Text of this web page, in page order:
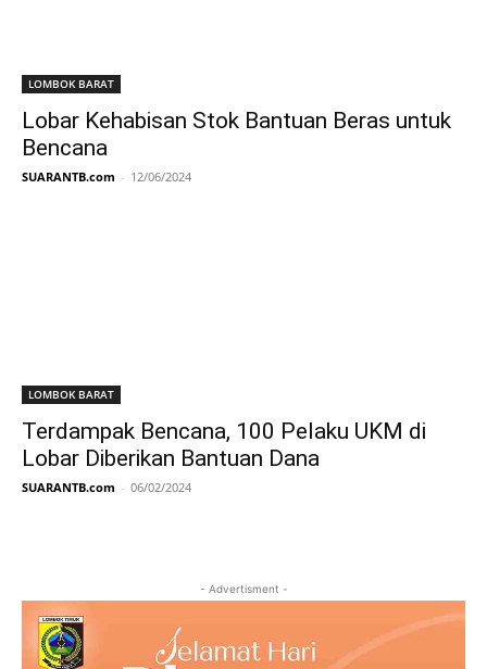
LOMBOK BARAT
Lobar Kehabisan Stok Bantuan Beras untuk
Bencana
SUARANTB.com - 12/06/2024
LOMBOK BARAT
Terdampak Bencana, 100 Pelaku UKM di
Lobar Diberikan Bantuan Dana
SUARANTB.com - 06/02/2024
- Advertisment -